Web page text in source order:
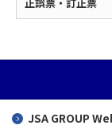
JSA GROUP